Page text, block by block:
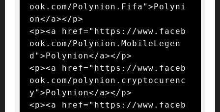
ook.com/Polynion.Fifa">Polyni
on</a></p>
<p><a href="https://www.faceb
ook.com/Polynion.MobileLegen
d">Polynion</a></p>
<p><a href="https://www.faceb
ook.com/polynion.cryptocurenc
y">Polynion</a></p>
<p><a href="https://www.faceb